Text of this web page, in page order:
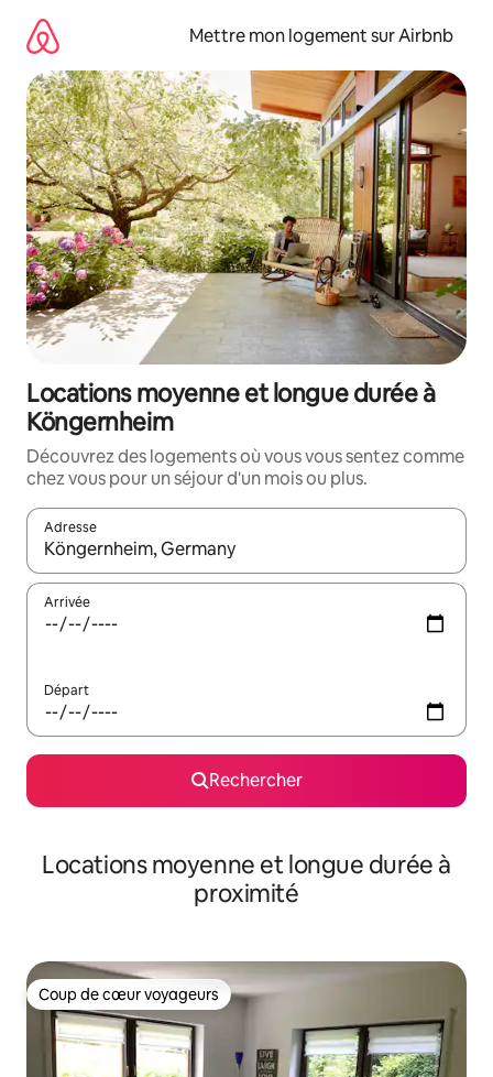
directement
contenu
Mettre mon logement sur Airbnb
Locations moyenne et longue durée à
Köngernheim
Découvrez des logements où vous vous sentez comme
chez vous pour un séjour d'un mois ou plus.
Adresse
Lorsque les résultats s'affichent, utilisez les flèches vers le
Arrivée
Départ
Rechercher
Locations moyenne et longue durée à
proximité
Coup de cœur voyageurs
Coup de cœur voyageurs